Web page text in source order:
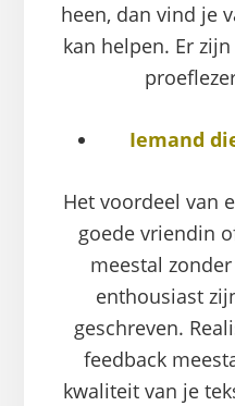
heen, dan vind je
kan helpen. Er
Iemand
Het voordeel van
goede vriendin
meestal
enthousiast
geschreven.
feedback
kwaliteit van je